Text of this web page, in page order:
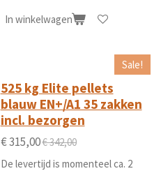
In winkelwagen
Sale!
525 kg Elite pellets
blauw EN+/A1 35 zakken
incl. bezorgen
€ 315,00€ 342,00
De levertijd is momenteel ca. 2